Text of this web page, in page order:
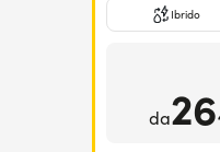
Ibrido
da